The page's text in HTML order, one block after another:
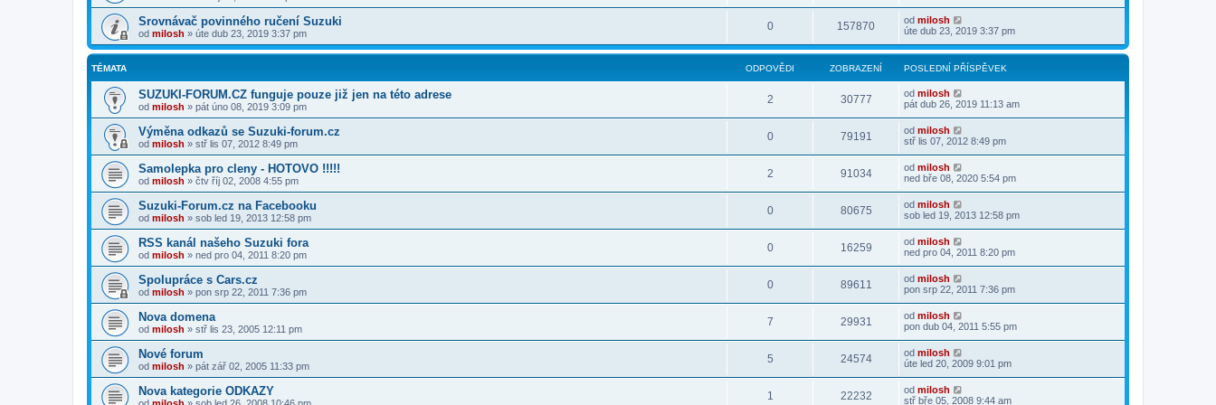
Srovnávač povinného ručení Suzuki
od milosh » úte dub 23, 2019 3:37 pm
0 157870 od milosh
úte dub 23, 2019 3:37 pm
TÉMATA ODPOVĚDI ZOBRAZENÍ POSLEDNÍ PŘÍSPĚVEK
SUZUKI-FORUM.CZ funguje pouze již jen na této adrese
od milosh » pát úno 08, 2019 3:09 pm
2 30777 od milosh
pát dub 26, 2019 11:13 am
Výměna odkazů se Suzuki-forum.cz
od milosh » stř lis 07, 2012 8:49 pm
0 79191 od milosh
stř lis 07, 2012 8:49 pm
Samolepka pro cleny - HOTOVO !!!!!
od milosh » čtv říj 02, 2008 4:55 pm
2 91034 od milosh
ned bře 08, 2020 5:54 pm
Suzuki-Forum.cz na Facebooku
od milosh » sob led 19, 2013 12:58 pm
0 80675 od milosh
sob led 19, 2013 12:58 pm
RSS kanál našeho Suzuki fora
od milosh » ned pro 04, 2011 8:20 pm
0 16259 od milosh
ned pro 04, 2011 8:20 pm
Spolupráce s Cars.cz
od milosh » pon srp 22, 2011 7:36 pm
0 89611 od milosh
pon srp 22, 2011 7:36 pm
Nova domena
od milosh » stř lis 23, 2005 12:11 pm
7 29931 od milosh
pon dub 04, 2011 5:55 pm
Nové forum
od milosh » pát zář 02, 2005 11:33 pm
5 24574 od milosh
úte led 20, 2009 9:01 pm
Nova kategorie ODKAZY
od milosh » sob led 26, 2008 10:46 pm
1 22232 od milosh
stř bře 05, 2008 9:44 am